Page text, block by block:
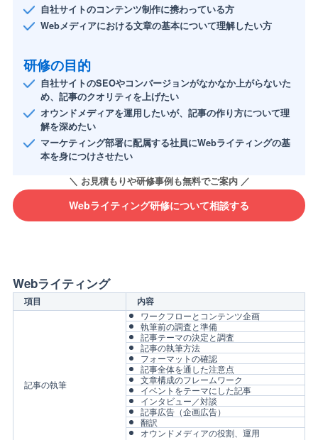
自社サイトのコンテンツ制作に携わっている方
Webメディアにおける文章の基本について理解したい方
研修の目的
自社サイトのSEOやコンバージョンがなかなか上がらないた
め、記事のクオリティを上げたい
オウンドメディアを運用したいが、記事の作り方について理
解を深めたい
マーケティング部署に配属する社員にWebライティングの基
本を身につけさせたい
Webライティング研修について相談する
Webライティング
項目 内容
記事の執筆
ワークフローとコンテンツ企画
執筆前の調査と準備
記事テーマの決定と調査
記事の執筆方法
フォーマットの確認
記事全体を通した注意点
文章構成のフレームワーク
イベントをテーマにした記事
インタビュー／対談
記事広告（企画広告）
翻訳
オウンドメディアの役割、運用